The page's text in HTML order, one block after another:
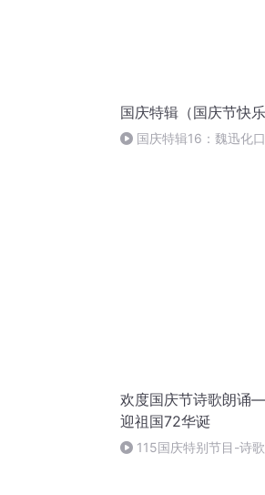
国庆特辑（国庆节快乐
国庆特辑16：魏迅化
欢度国庆节诗歌朗
迎祖国72华诞
115国庆特别节目-诗